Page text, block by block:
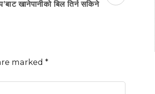
खानेपानीको बिल तिर्न सकिने
marked *